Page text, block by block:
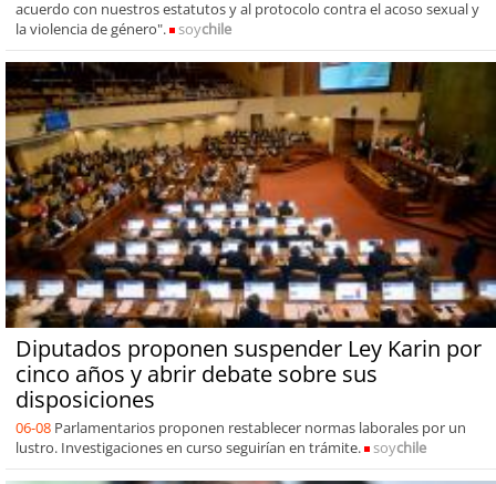
acuerdo con nuestros estatutos y al protocolo contra el acoso sexual y
la violencia de género".
soychile
Diputados proponen suspender Ley Karin por
cinco años y abrir debate sobre sus
disposiciones
06-08 Parlamentarios proponen restablecer normas laborales por un
lustro. Investigaciones en curso seguirían en trámite.
soychile